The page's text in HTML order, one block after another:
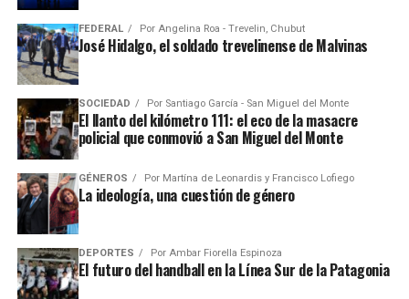
FEDERAL Por Angelina Roa - Trevelin, Chubut
José Hidalgo, el soldado trevelinense de Malvinas
SOCIEDAD Por Santiago García - San Miguel del Monte
El llanto del kilómetro 111: el eco de la masacre
policial que conmovió a San Miguel del Monte
GÉNEROS Por Martína de Leonardis y Francisco Lofiego
La ideología, una cuestión de género
DEPORTES Por Ambar Fiorella Espinoza
El futuro del handball en la Línea Sur de la Patagonia